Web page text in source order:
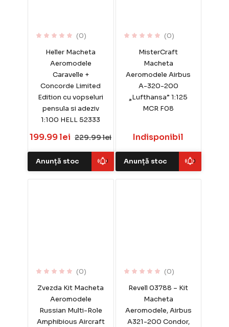
(0)
Heller Macheta
Aeromodele
Caravelle +
Concorde Limited
Edition cu vopseluri
pensula si adeziv
1:100 HELL 52333
199.99 lei 229.99 lei
Anunță stoc
(0)
MisterCraft
Macheta
Aeromodele Airbus
A-320-200
„Lufthansa” 1:125
MCR F08
Indisponibil
Anunță stoc
(0)
Zvezda Kit Macheta
Aeromodele
Russian Multi-Role
Amphibious Aircraft
(0)
Revell 03788 – Kit
Macheta
Aeromodele, Airbus
A321-200 Condor,